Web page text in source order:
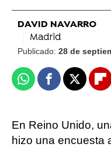
DAVID NAVARRO
Madrid
Publicado: 28 de
WhatsappFacebook
X
En Reino Unido,
hizo una encuesta